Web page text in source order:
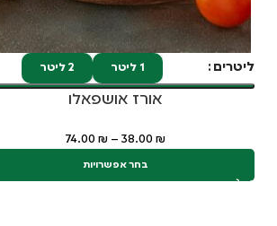
ליטרים 1 ליטר 2 ליטר
אורז אושפאלו
38.00₪
–
74.00₪
בחר אפשרויות